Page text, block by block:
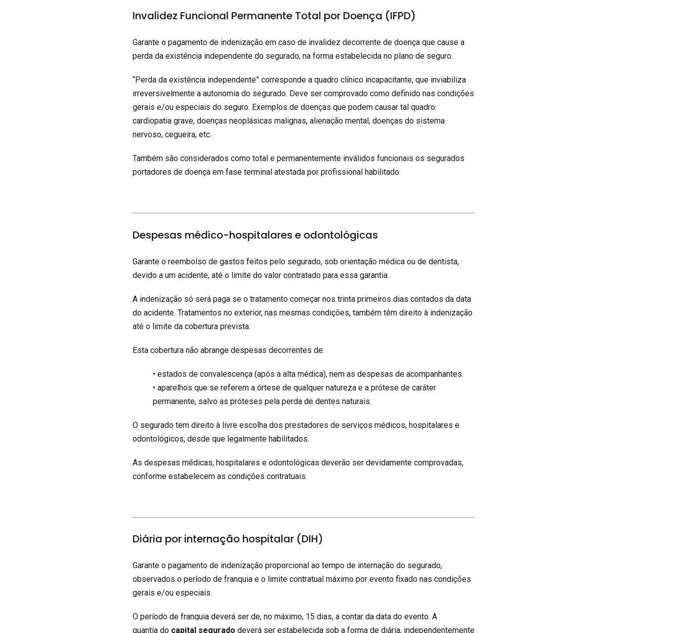
Invalidez Funcional Permanente Total por Doença (IFPD)
Garante o pagamento de indenização em caso de invalidez decorrente de doença que cause a
perda da existência independente do segurado, na forma estabelecida no plano de seguro.
“Perda da existência independente” corresponde a quadro clínico incapacitante, que inviabiliza
irreversivelmente a autonomia do segurado. Deve ser comprovado como definido nas condições
gerais e/ou especiais do seguro. Exemplos de doenças que podem causar tal quadro:
cardiopatia grave, doenças neoplásicas malignas, alienação mental, doenças do sistema
nervoso, cegueira, etc.
Também são considerados como total e permanentemente inválidos funcionais os segurados
portadores de doença em fase terminal atestada por profissional habilitado.
Despesas médico-hospitalares e odontológicas
Garante o reembolso de gastos feitos pelo segurado, sob orientação médica ou de dentista,
devido a um acidente, até o limite do valor contratado para essa garantia.
A indenização só será paga se o tratamento começar nos trinta primeiros dias contados da data
do acidente. Tratamentos no exterior, nas mesmas condições, também têm direito à indenização
até o limite da cobertura prevista.
Esta cobertura não abrange despesas decorrentes de:
• estados de convalescença (após a alta médica), nem as despesas de acompanhantes.
• aparelhos que se referem a órtese de qualquer natureza e a prótese de caráter
permanente, salvo as próteses pela perda de dentes naturais.
O segurado tem direito à livre escolha dos prestadores de serviços médicos, hospitalares e
odontológicos, desde que legalmente habilitados.
As despesas médicas, hospitalares e odontológicas deverão ser devidamente comprovadas,
conforme estabelecem as condições contratuais.
Diária por internação hospitalar (DIH)
Garante o pagamento de indenização proporcional ao tempo de internação do segurado,
observados o período de franquia e o limite contratual máximo por evento fixado nas condições
gerais e/ou especiais.
O período de franquia deverá ser de, no máximo, 15 dias, a contar da data do evento. A
quantia do capital segurado deverá ser estabelecida sob a forma de diária, independentemente